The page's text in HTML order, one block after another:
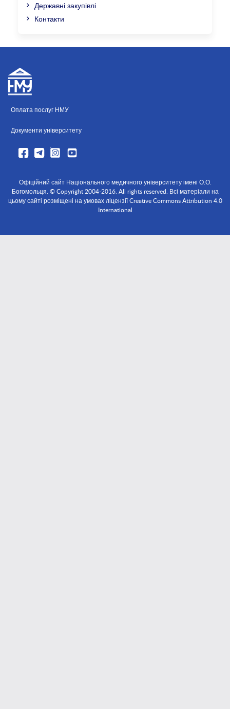
Державні закупівлі
Контакти
Оплата послуг НМУ
Документи університету
Офіційний сайт Національного медичного університету імені О.О.
Богомольця. © Copyright 2004-2016. All rights reserved. Всі матеріали на
цьому сайті розміщені на умовах ліцензії Creative Commons Attribution 4.0
International